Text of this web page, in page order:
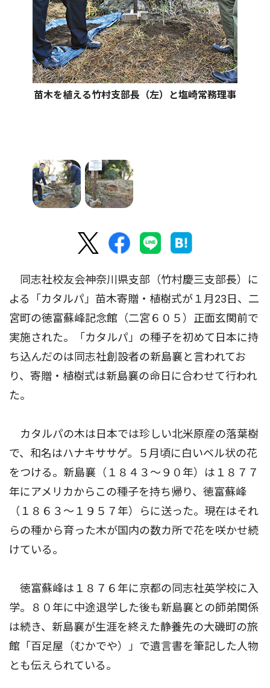
苗木を植える竹村支部長（左）と塩崎常務理事
同志社校友会神奈川県支部（竹村慶三支部長）に
よる「カタルパ」苗木寄贈・植樹式が１月23日、二
宮町の徳富蘇峰記念館（二宮６０５）正面玄関前で
実施された。「カタルパ」の種子を初めて日本に持
ち込んだのは同志社創設者の新島襄と言われてお
り、寄贈・植樹式は新島襄の命日に合わせて行われ
た。
カタルパの木は日本では珍しい北米原産の落葉樹
で、和名はハナキササゲ。５月頃に白いベル状の花
をつける。新島襄（１８４３〜９０年）は１８７７
年にアメリカからこの種子を持ち帰り、徳富蘇峰
（１８６３〜１９５７年）らに送った。現在はそれ
らの種から育った木が国内の数カ所で花を咲かせ続
けている。
徳富蘇峰は１８７６年に京都の同志社英学校に入
学。８０年に中途退学した後も新島襄との師弟関係
は続き、新島襄が生涯を終えた静養先の大磯町の旅
館「百足屋（むかでや）」で遺言書を筆記した人物
とも伝えられている。